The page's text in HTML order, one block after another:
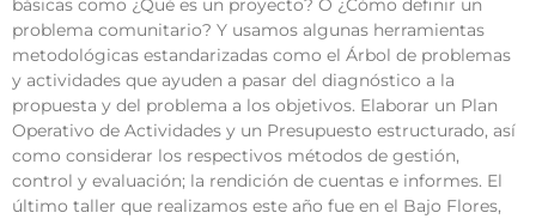
básicas como ¿Qué es un proyecto? O ¿Cómo definir un
problema comunitario? Y usamos algunas herramientas
metodológicas estandarizadas como el Árbol de problemas
y actividades que ayuden a pasar del diagnóstico a la
propuesta y del problema a los objetivos. Elaborar un Plan
Operativo de Actividades y un Presupuesto estructurado, así
como considerar los respectivos métodos de gestión,
control y evaluación; la rendición de cuentas e informes. El
último taller que realizamos este año fue en el Bajo Flores,